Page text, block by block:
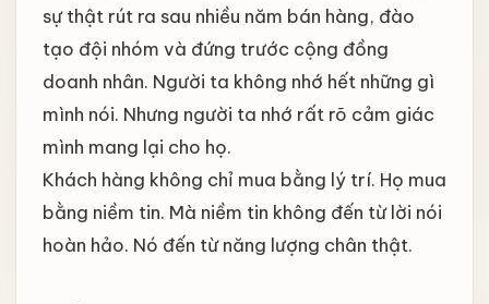
sự thật rút ra sau nhiều năm bán hàng, đào
tạo đội nhóm và đứng trước cộng đồng
doanh nhân. Người ta không nhớ hết những gì
mình nói. Nhưng người ta nhớ rất rõ cảm giác
mình mang lại cho họ.
Khách hàng không chỉ mua bằng lý trí. Họ mua
bằng niềm tin. Mà niềm tin không đến từ lời nói
hoàn hảo. Nó đến từ năng lượng chân thật.